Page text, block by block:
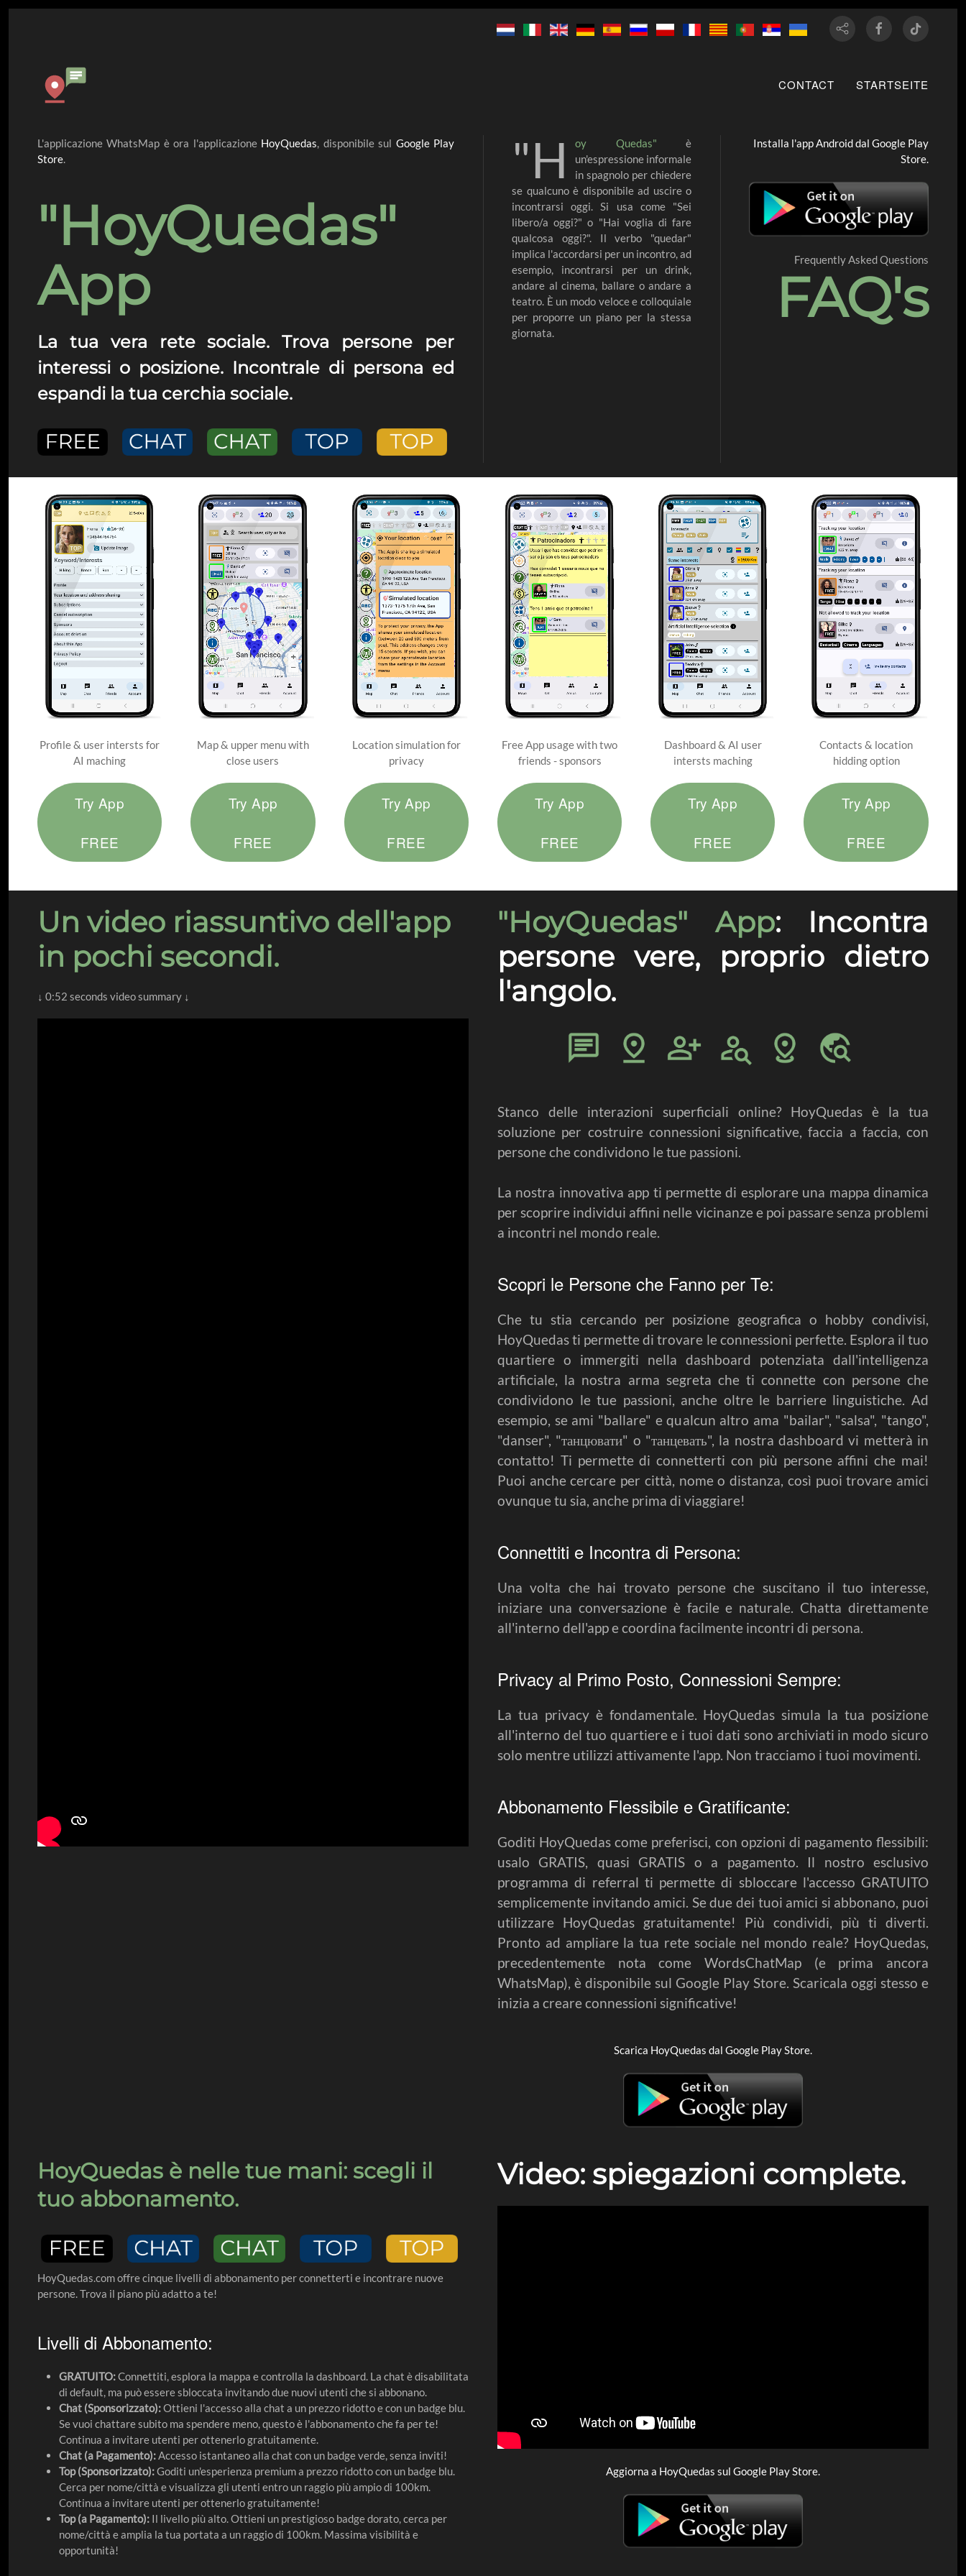
CONTACT STARTSEITE
L'applicazione WhatsMap è ora l'applicazione HoyQuedas, disponibile sul Google Play
Store.
"HoyQuedas"
App
La tua vera rete sociale. Trova persone per
interessi o posizione. Incontrale di persona ed
espandi la tua cerchia sociale.
"H oy Quedas" è
un'espressione informale
in spagnolo per chiedere
se qualcuno è disponibile ad uscire o
incontrarsi oggi. Si usa come "Sei
libero/a oggi?" o "Hai voglia di fare
qualcosa oggi?". Il verbo "quedar"
implica l'accordarsi per un incontro, ad
esempio, incontrarsi per un drink,
andare al cinema, ballare o andare a
teatro. È un modo veloce e colloquiale
per proporre un piano per la stessa
giornata.
Installa l'app Android dal Google Play
Store.
Frequently Asked Questions
FAQ's
Profile & user intersts for
AI maching
Try App
FREE
Map & upper menu with
close users
Try App
FREE
Location simulation for
privacy
Try App
FREE
Free App usage with two
friends - sponsors
Try App
FREE
Dashboard & AI user
intersts maching
Try App
FREE
Contacts & location
hidding option
Try App
FREE
Un video riassuntivo dell'app
in pochi secondi.
↓ 0:52 seconds video summary ↓
"HoyQuedas" App: Incontra
persone vere, proprio dietro
l'angolo.
Stanco delle interazioni superficiali online? HoyQuedas è la tua
soluzione per costruire connessioni significative, faccia a faccia, con
persone che condividono le tue passioni.
La nostra innovativa app ti permette di esplorare una mappa dinamica
per scoprire individui affini nelle vicinanze e poi passare senza problemi
a incontri nel mondo reale.
Scopri le Persone che Fanno per Te:
Che tu stia cercando per posizione geografica o hobby condivisi,
HoyQuedas ti permette di trovare le connessioni perfette. Esplora il tuo
quartiere o immergiti nella dashboard potenziata dall'intelligenza
artificiale, la nostra arma segreta che ti connette con persone che
condividono le tue passioni, anche oltre le barriere linguistiche. Ad
esempio, se ami "ballare" e qualcun altro ama "bailar", "salsa", "tango",
"danser", "танцювати" o "танцевать", la nostra dashboard vi metterà in
contatto! Ti permette di connetterti con più persone affini che mai!
Puoi anche cercare per città, nome o distanza, così puoi trovare amici
ovunque tu sia, anche prima di viaggiare!
Connettiti e Incontra di Persona:
Una volta che hai trovato persone che suscitano il tuo interesse,
iniziare una conversazione è facile e naturale. Chatta direttamente
all'interno dell'app e coordina facilmente incontri di persona.
Privacy al Primo Posto, Connessioni Sempre:
La tua privacy è fondamentale. HoyQuedas simula la tua posizione
all'interno del tuo quartiere e i tuoi dati sono archiviati in modo sicuro
solo mentre utilizzi attivamente l'app. Non tracciamo i tuoi movimenti.
Abbonamento Flessibile e Gratificante:
Goditi HoyQuedas come preferisci, con opzioni di pagamento flessibili:
usalo GRATIS, quasi GRATIS o a pagamento. Il nostro esclusivo
programma di referral ti permette di sbloccare l'accesso GRATUITO
semplicemente invitando amici. Se due dei tuoi amici si abbonano, puoi
utilizzare HoyQuedas gratuitamente! Più condividi, più ti diverti.
Pronto ad ampliare la tua rete sociale nel mondo reale? HoyQuedas,
precedentemente nota come WordsChatMap (e prima ancora
WhatsMap), è disponibile sul Google Play Store. Scaricala oggi stesso e
inizia a creare connessioni significative!
Scarica HoyQuedas dal Google Play Store.
HoyQuedas è nelle tue mani: scegli il
tuo abbonamento.
HoyQuedas.com offre cinque livelli di abbonamento per connetterti e incontrare nuove
persone. Trova il piano più adatto a te!
Livelli di Abbonamento:
GRATUITO:Connettiti, esplora la mappa e controlla la dashboard. La chat è disabilitata
di default, ma può essere sbloccata invitando due nuovi utenti che si abbonano.
Chat (Sponsorizzato):Ottieni l'accesso alla chat a un prezzo ridotto e con un badge blu.
Se vuoi chattare subito ma spendere meno, questo è l'abbonamento che fa per te!
Continua a invitare utenti per ottenerlo gratuitamente.
Chat (a Pagamento): Accesso istantaneo alla chat con un badge verde, senza inviti!
Top (Sponsorizzato):Goditi un'esperienza premium a prezzo ridotto con un badge blu.
Cerca per nome/città e visualizza gli utenti entro un raggio più ampio di 100km.
Continua a invitare utenti per ottenerlo gratuitamente!
Top (a Pagamento): Il livello più alto. Ottieni un prestigioso badge dorato, cerca per
nome/città e amplia la tua portata a un raggio di 100km. Massima visibilità e
opportunità!
Video: spiegazioni complete.
Aggiorna a HoyQuedas sul Google Play Store.